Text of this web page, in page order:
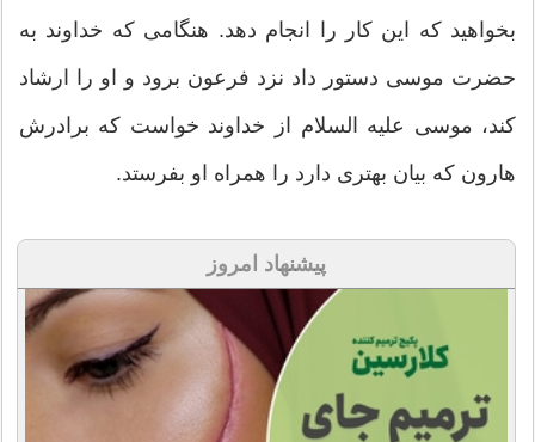
بخواهيد كه اين كار را انجام دهد. هنگامى كه خداوند به
حضرت موسى دستور داد نزد فرعون برود و او را ارشاد
كند، موسى عليه السلام از خداوند خواست كه برادرش
هارون كه بيان بهترى دارد را همراه او بفرستد.
پیشنهاد امروز